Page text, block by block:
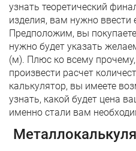
узнать теоретический
изделия, вам нужно ввести
Предположим, вы
нужно будет указать
(м). Плюс ко всему
произвести расчет
калькулятор, вы имеете
узнать, какой будет цена
именно стали вам